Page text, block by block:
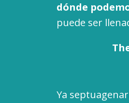
dónde
puede ser
Ya